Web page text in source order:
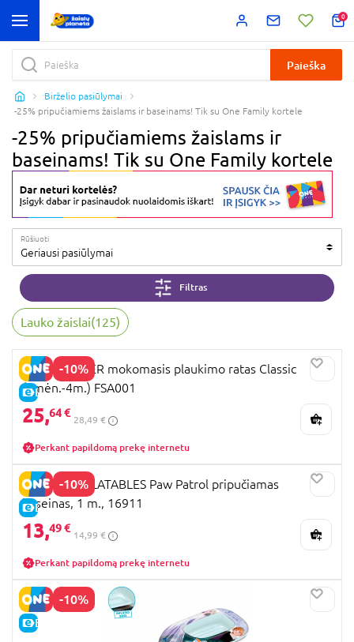
0
Paieška
Birželio pasiūlymai
-25% pripučiamiems žaislams ir baseinams! Tik su One Family kortele
-25% pripučiamiems žaislams ir
baseinams! Tik su One Family kortele
Rūšiuoti
Geriausi pasiūlymai
Filtras
Lauko žaislai(125)
-10%
E-KAINA
SWIMTRAINER mokomasis plaukimo ratas Classic
(3mėn.-4m.) FSA001
25,64 €
28,49 €
Perkant papildomą prekę internetu
-10%
E-KAINA
MONDO INFLATABLES Paw Patrol pripučiamas
baseinas, 1 m., 16911
13,49 €
14,99 €
Perkant papildomą prekę internetu
-10%
E-KAINA